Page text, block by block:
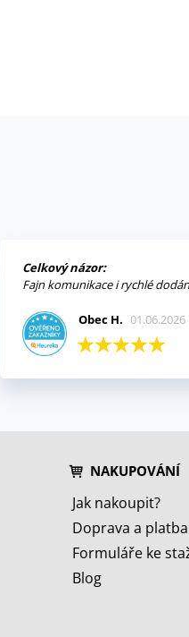
Celkový názor:
Fajn komunikace i rychlé
Obec H. 01.06.2026
NAKUPOVÁNÍ
Jak nakoupit?
Doprava a platba
Formuláře ke
Blog